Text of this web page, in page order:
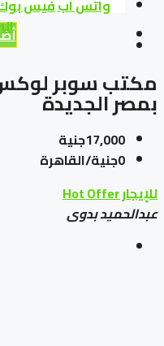
واتس ابفيس
مكتب سوبر لوكس
بمصر الجديدة
17,000جنية
0جنية/القاهرة
للإيجارHot Offer
عبدالحميد بدوى